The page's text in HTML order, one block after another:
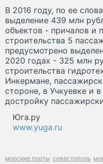
В 2016 году, по ее
выделение 439 млн
объектов - причалов и
строительства 5
предусмотрено
2020 годах - 325 млн
строительства
Инкермане,
стороне, в Учкуевке и
достройку
Юга.ру
www.yuga.ru
морские порты севастополь